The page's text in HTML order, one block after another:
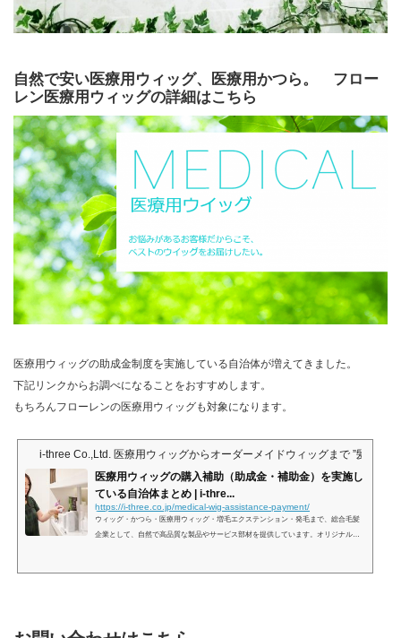
自然で安い医療用ウィッグ、医療用かつら。 フロー
レン医療用ウィッグの詳細はこちら
医療用ウィッグの助成金制度を実施している自治体が増えてきました。
下記リンクからお調べになることをおすすめします。
もちろんフローレンの医療用ウィッグも対象になります。
i-three Co.,Ltd. 医療用ウィッグからオーダーメイドウィッグまで ”髪” をト
医療用ウィッグの購入補助（助成金・補助金）を実施し
ている自治体まとめ | i-thre...
https://i-three.co.jp/medical-wig-assistance-payment/
ウィッグ・かつら・医療用ウィッグ・増毛エクステンション・発毛まで、総合毛髪
企業として、自然で高品質な製品やサービス部材を提供しています。オリジナルの